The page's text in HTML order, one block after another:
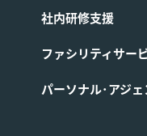
解除できるものとし
前までにその旨を連
を支払済の場合は、
金します。
社内研修支援
ファシリティサー
パーソナル･アジェ